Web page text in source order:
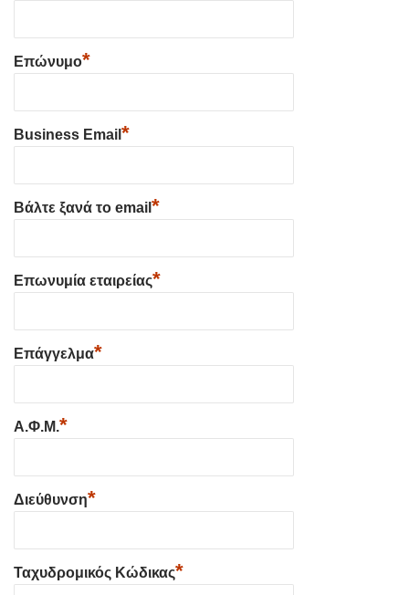
Επώνυμο*
Business Email *
Βάλτε ξανά το email *
Επωνυμία εταιρείας*
Επάγγελμα*
Α.Φ.Μ.*
Διεύθυνση*
Ταχυδρομικός Κώδικας*